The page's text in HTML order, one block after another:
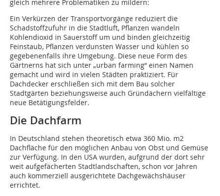
gleich mehrere Problematiken zu mildern:
Ein Verkürzen der Transportvorgänge reduziert die
Schadstoffzufuhr in die Stadtluft, Pflanzen wandeln
Kohlendioxid in Sauerstoff um und binden gleichzeitig
Feinstaub, Pflanzen verdunsten Wasser und kühlen so
gegebenenfalls ihre Umgebung. Diese neue Form des
Gärtnerns hat sich unter „urban farming“ einen Namen
gemacht und wird in vielen Städten praktiziert. Für
Dachdecker erschließen sich mit dem Bau solcher
Stadtgärten beziehungsweise auch Gründächern vielfältige
neue Betätigungsfelder.
Die Dachfarm
In Deutschland stehen theoretisch etwa 360 Mio. m2
Dachfläche für den möglichen Anbau von Obst und Gemüse
zur Verfügung. In den USA wurden, aufgrund der dort sehr
weit aufgefächerten Stadtlandschaften, schon vor Jahren
auch kommerziell ausgerichtete Dachgewächshäuser
errichtet.